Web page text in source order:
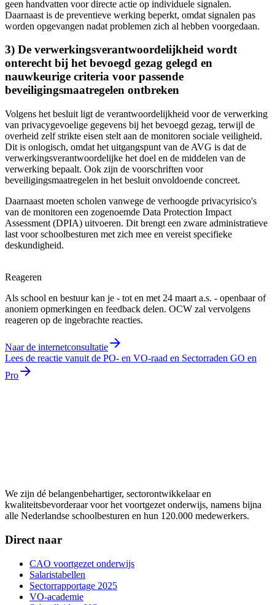
geen handvatten voor directe actie op individuele signalen.
Daarnaast is de preventieve werking beperkt, omdat signalen pas
worden opgevangen nadat problemen zich al hebben voorgedaan.
3) De verwerkingsverantwoordelijkheid wordt
onterecht bij het bevoegd gezag gelegd en
nauwkeurige criteria voor passende
beveiligingsmaatregelen ontbreken
Volgens het besluit ligt de verantwoordelijkheid voor de verwerking
van privacygevoelige gegevens bij het bevoegd gezag, terwijl de
overheid zelf strikte eisen stelt aan de monitoren sociale veiligheid.
Dit is onlogisch, omdat het uitgangspunt van de AVG is dat de
verwerkingsverantwoordelijke het doel en de middelen van de
verwerking bepaalt. Ook zijn de voorschriften voor
beveiligingsmaatregelen in het besluit onvoldoende concreet.
Daarnaast moeten scholen vanwege de verhoogde privacyrisico's
van de monitoren een zogenoemde Data Protection Impact
Assessment (DPIA) uitvoeren. Dit brengt een zware administratieve
last voor schoolbesturen met zich mee en vereist specifieke
deskundigheid.
Reageren
Als school en bestuur kan je - tot en met 24 maart a.s. - openbaar of
anoniem opmerkingen en feedback delen. OCW zal vervolgens
reageren op de ingebrachte reacties.
Naar de internetconsultatie
Lees de reactie vanuit de PO- en VO-raad en Sectorraden GO en
Pro
We zijn dé belangenbehartiger, sectorontwikkelaar en
kwaliteitsbevorderaar voor het voortgezet onderwijs, namens bijna
alle Nederlandse schoolbesturen en hun 120.000 medewerkers.
Direct naar
CAO voortgezet onderwijs
Salaristabellen
Sectorrapportage 2025
VO-academie